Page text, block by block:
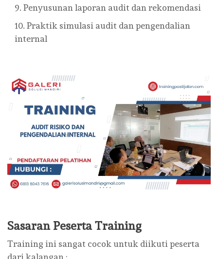
Penyusunan laporan audit dan rekomendasi
Praktik simulasi audit dan pengendalian
internal
Sasaran Peserta Training
Training ini sangat cocok untuk diikuti peserta
dari kalangan :